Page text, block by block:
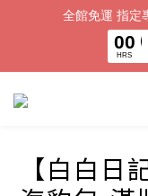
【白白日
全館免運 指定
00
HRS